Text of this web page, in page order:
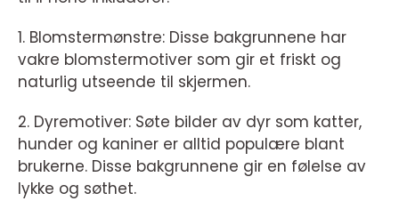
1. Blomstermønstre: Disse bakgrunnene har
vakre blomstermotiver som gir et friskt og
naturlig utseende til skjermen.
2. Dyremotiver: Søte bilder av dyr som katter,
hunder og kaniner er alltid populære blant
brukerne. Disse bakgrunnene gir en følelse av
lykke og søthet.